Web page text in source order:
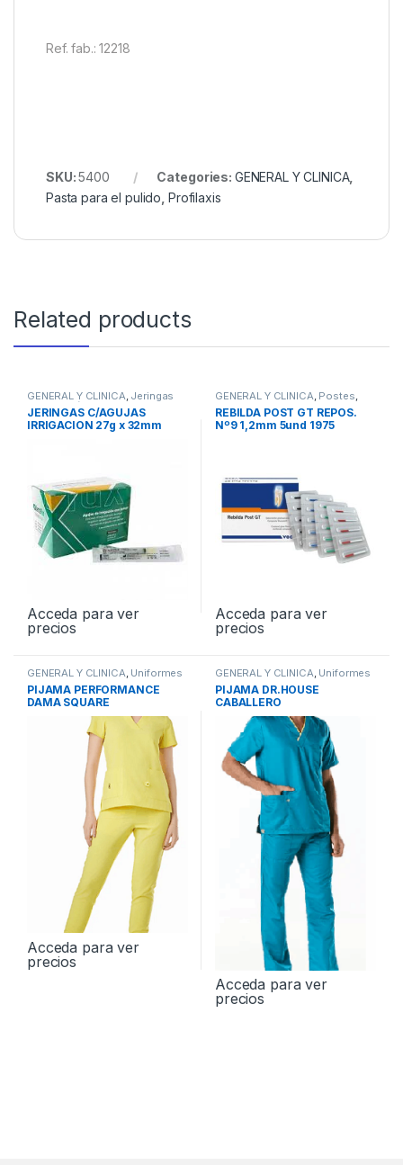
Ref. fab.:12218
SKU:5400 Categories: GENERAL Y CLINICA,
Pasta para el pulido Profilaxis
Related products
GENERAL Y CLINICA Jeringas
de Irrigación
JERINGAS C/AGUJAS
IRRIGACION 27g x 32mm
Acceda para ver
precios
GENERAL Y CLINICA Postes
Postes de Fibra de Vidrio
REBILDA POST GT REPOS.
Nº9 1,2mm 5und 1975
Acceda para ver
precios
GENERAL Y CLINICA, Uniformes
PIJAMA PERFORMANCE
DAMA SQUARE
Acceda para ver
precios
GENERAL Y CLINICA, Uniformes
PIJAMA DR.HOUSE
CABALLERO
Acceda para ver
precios